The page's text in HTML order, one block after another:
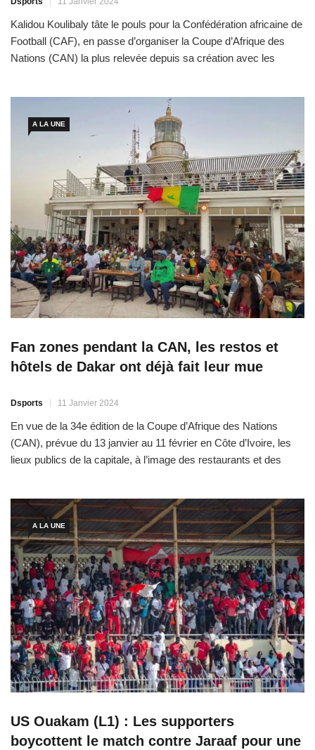
Kalidou Koulibaly tâte le pouls pour la Confédération africaine de
Football (CAF), en passe d’organiser la Coupe d’Afrique des
Nations (CAN) la plus relevée depuis sa création avec les
avec CAFOnline.com. « Je pense
A LA UNE
Fan zones pendant la CAN, les restos et
hôtels de Dakar ont déjà fait leur mue
Dsports 11 Janvier 2024
En vue de la 34e édition de la Coupe d’Afrique des Nations
(CAN), prévue du 13 janvier au 11 février en Côte d’Ivoire, les
lieux publics de la capitale, à l’image des restaurants et des
A LA UNE
US Ouakam (L1) : Les supporters
boycottent le match contre Jaraaf pour une